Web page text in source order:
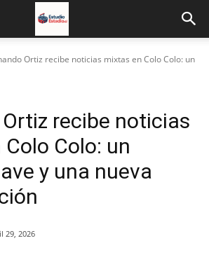
Ortiz recibe noticias mixtas en Colo Colo: un
recibe noticias
Colo: un
y una nueva
29, 2026